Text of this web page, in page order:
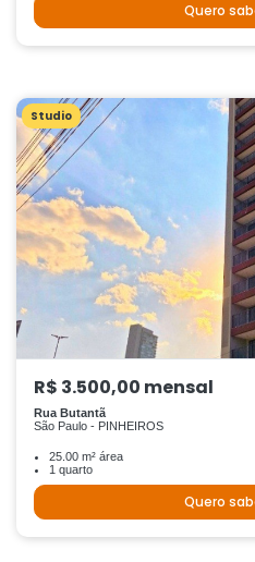
Quero
Studio
R$ 3.500,00 mensal
Rua Butantã
São Paulo - PINHEIROS
25.00 m² área
1 quarto
Quero